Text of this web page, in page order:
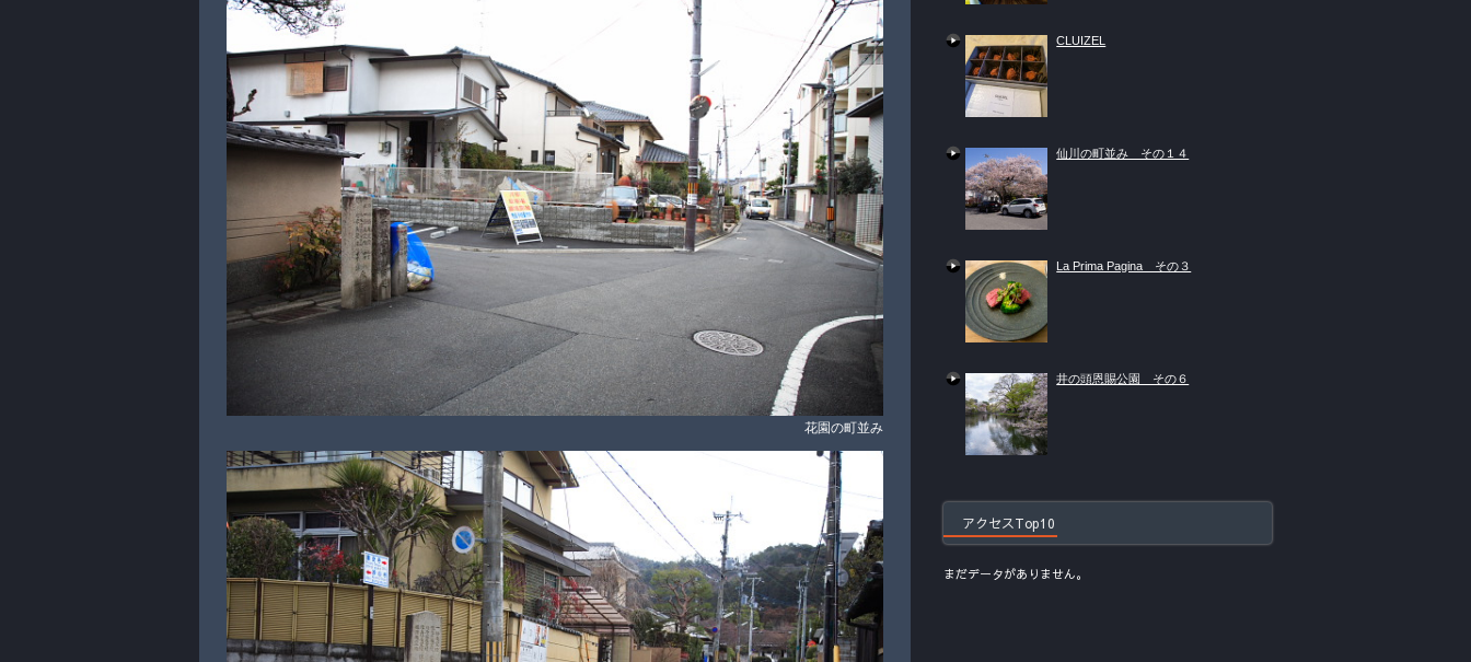
花園の町並み
CLUIZEL
仙川の町並み その１４
La Prima Pagina その３
井の頭恩賜公園 その６
アクセスTop10
まだデータがありません。